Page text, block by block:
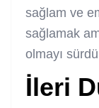
sağlam ve
sağlamak
olmayı
İleri